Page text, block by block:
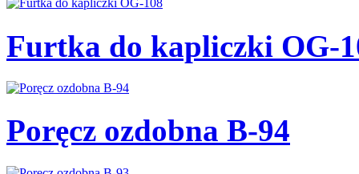
Furtka do kapliczki OG-
Poręcz ozdobna B-94